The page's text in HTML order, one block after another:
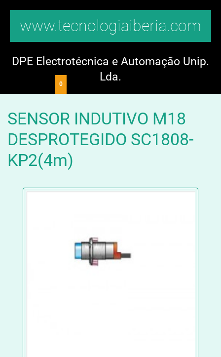
www.tecnologiaiberia.com
DPE Electrotécnica e Automação Unip.
Lda.
SENSOR INDUTIVO M18
DESPROTEGIDO SC1808-
KP2(4m)
0